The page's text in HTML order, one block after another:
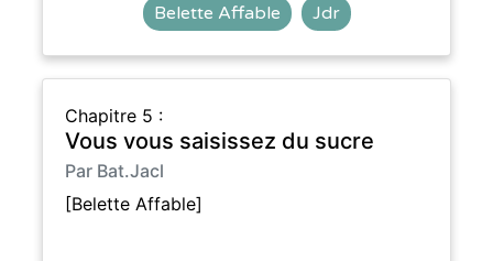
Belette Affable
Jdr
Chapitre 5 :
Vous vous saisissez du sucre
Par Bat.Jacl
[Belette Affable]